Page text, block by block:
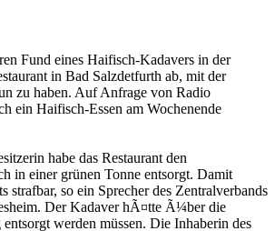
Fund eines Haifisch-Kadavers in der
in Bad Salzdetfurth ab, mit der
zu haben. Auf Anfrage von Radio
ein Haifisch-Essen am Wochenende
habe das Restaurant den
in einer grünen Tonne entsorgt. Damit
strafbar, so ein Sprecher des Zentralverbands
Der Kadaver hÃ¤tte Ã¼ber die
werden müssen. Die Inhaberin des